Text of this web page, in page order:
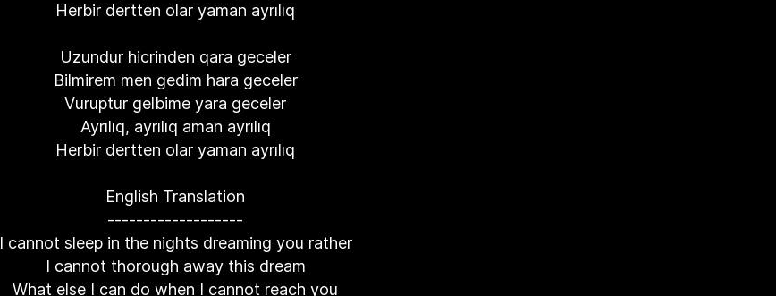
Herbir dertten olar yaman ayrılıq
Uzundur hicrinden qara geceler
Bilmirem men gedim hara geceler
Vuruptur gelbime yara geceler
Ayrılıq, ayrılıq aman ayrılıq
Herbir dertten olar yaman ayrılıq
English Translation
-------------------
I cannot sleep in the nights dreaming you rather
I cannot thorough away this dream
What else I can do when I cannot reach you